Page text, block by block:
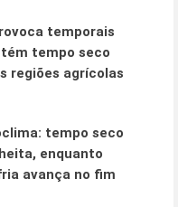
temporais
tempo seco
regiões agrícolas
tempo seco
enquanto
avança no fim